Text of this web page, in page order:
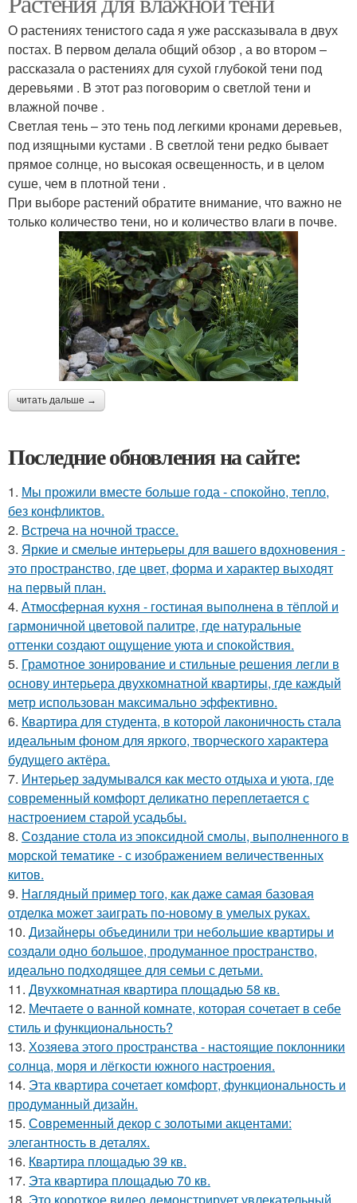
О растениях тенистого сада я уже рассказывала в двух
постах. В первом делала общий обзор , а во втором –
рассказала о растениях для сухой глубокой тени под
деревьями . В этот раз поговорим о светлой тени и
влажной почве .
Светлая тень – это тень под легкими кронами деревьев,
под изящными кустами . В светлой тени редко бывает
прямое солнце, но высокая освещенность, и в целом
суше, чем в плотной тени .
При выборе растений обратите внимание, что важно не
только количество тени, но и количество влаги в почве.
читать дальше →
Последние обновления на сайте:
1. Мы прожили вместе больше года - спокойно, тепло,
без конфликтов.
2. Встреча на ночной трассе.
3. Яркие и смелые интерьеры для вашего вдохновения -
это пространство, где цвет, форма и характер выходят
на первый план.
4. Атмосферная кухня - гостиная выполнена в тёплой и
гармоничной цветовой палитре, где натуральные
оттенки создают ощущение уюта и спокойствия.
5. Грамотное зонирование и стильные решения легли в
основу интерьера двухкомнатной квартиры, где каждый
метр использован максимально эффективно.
6. Квартира для студента, в которой лаконичность стала
идеальным фоном для яркого, творческого характера
будущего актёра.
7. Интерьер задумывался как место отдыха и уюта, где
современный комфорт деликатно переплетается с
настроением старой усадьбы.
8. Создание стола из эпоксидной смолы, выполненного в
морской тематике - с изображением величественных
китов.
9. Наглядный пример того, как даже самая базовая
отделка может заиграть по-новому в умелых руках.
10. Дизайнеры объединили три небольшие квартиры и
создали одно большое, продуманное пространство,
идеально подходящее для семьи с детьми.
11. Двухкомнатная квартира площадью 58 кв.
12. Мечтаете о ванной комнате, которая сочетает в себе
стиль и функциональность?
13. Хозяева этого пространства - настоящие поклонники
солнца, моря и лёгкости южного настроения.
14. Эта квартира сочетает комфорт, функциональность и
продуманный дизайн.
15. Современный декор с золотыми акцентами:
элегантность в деталях.
16. Квартира площадью 39 кв.
17. Эта квартира площадью 70 кв.